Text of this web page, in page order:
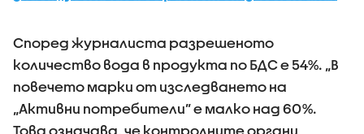
Според журналиста разрешеното
количество вода в продукта по БДС е 54%. „В
повечето марки от изследването на
„Активни потребители” е малко над 60%.
Това означава, че контролните органи